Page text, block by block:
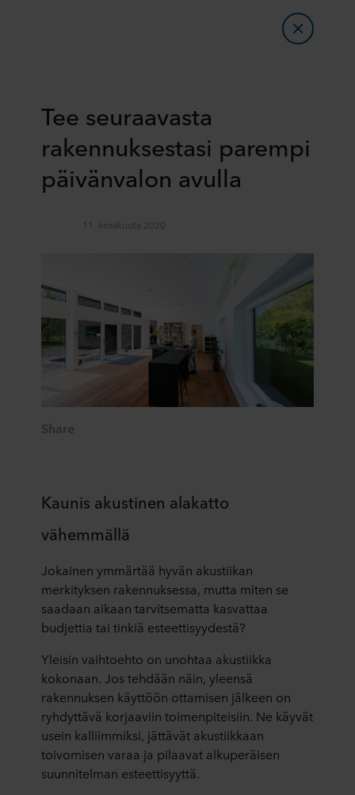
Tee seuraavasta
rakennuksestasi parempi
päivänvalon avulla
11. kesäkuuta 2020
Share
Kaunis akustinen alakatto
vähemmällä
Jokainen ymmärtää hyvän akustiikan
merkityksen rakennuksessa, mutta miten se
saadaan aikaan tarvitsematta kasvattaa
budjettia tai tinkiä esteettisyydestä?
Yleisin vaihtoehto on unohtaa akustiikka
kokonaan. Jos tehdään näin, yleensä
rakennuksen käyttöön ottamisen jälkeen on
ryhdyttävä korjaaviin toimenpiteisiin. Ne käyvät
usein kalliimmiksi, jättävät akustiikkaan
toivomisen varaa ja pilaavat alkuperäisen
suunnitelman esteettisyyttä.